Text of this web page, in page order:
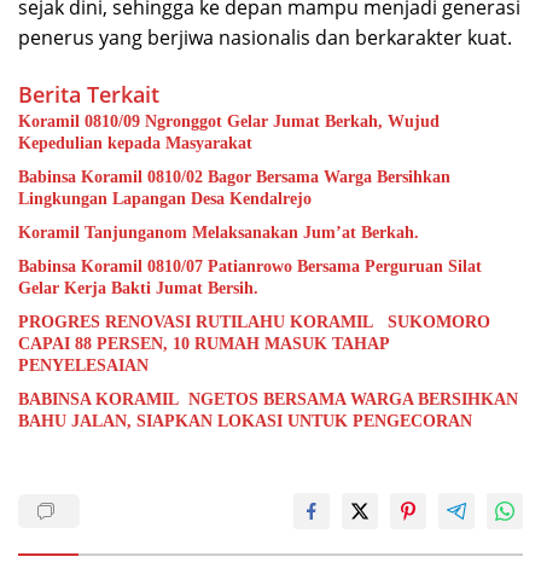
sejak dini, sehingga ke depan mampu menjadi generasi
penerus yang berjiwa nasionalis dan berkarakter kuat.
Berita Terkait
Koramil 0810/09 Ngronggot Gelar Jumat Berkah, Wujud
Kepedulian kepada Masyarakat
Babinsa Koramil 0810/02 Bagor Bersama Warga Bersihkan
Lingkungan Lapangan Desa Kendalrejo
Koramil Tanjunganom Melaksanakan Jum’at Berkah.
Babinsa Koramil 0810/07 Patianrowo Bersama Perguruan Silat
Gelar Kerja Bakti Jumat Bersih.
PROGRES RENOVASI RUTILAHU KORAMIL SUKOMORO
CAPAI 88 PERSEN, 10 RUMAH MASUK TAHAP
PENYELESAIAN
BABINSA KORAMIL NGETOS BERSAMA WARGA BERSIHKAN
BAHU JALAN, SIAPKAN LOKASI UNTUK PENGECORAN